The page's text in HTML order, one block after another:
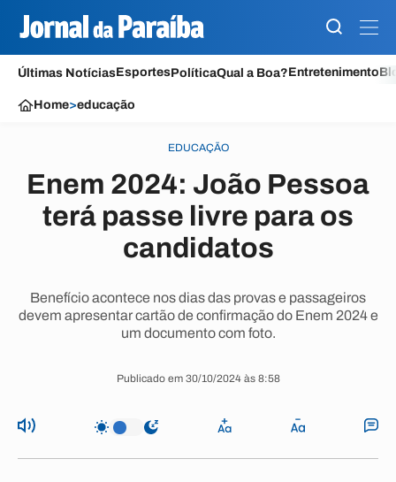
Últimas NotíciasEsportesPolíticaQual a Boa?Entretenimento
Home>educação
EDUCAÇÃO
Enem 2024: João Pessoa
terá passe livre para os
candidatos
Benefício acontece nos dias das provas e passageiros
devem apresentar cartão de confirmação do Enem 2024 e
um documento com foto.
Publicado em 30/10/2024 às 8:58